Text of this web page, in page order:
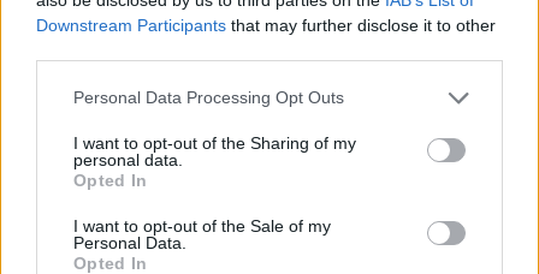
Downstream Participants that may further disclose it to other
Personal Data Processing Opt Outs
I want to opt-out of the Sharing of my
personal data.
Opted In
I want to opt-out of the Sale of my
Personal Data.
Opted In
POPULARNE PORADY